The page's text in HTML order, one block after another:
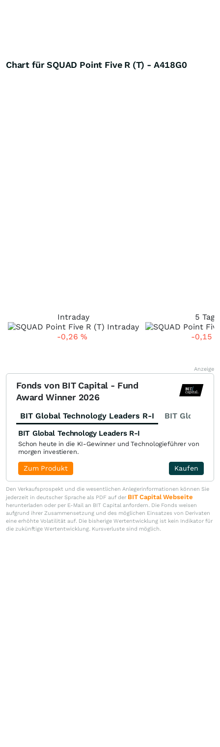
Chart für SQUAD Point Five R (T) - A418G0
Intraday
-0,26 %
5 Tage
-0,15
Anzeige
Fonds von BIT Capital - Fund
Award Winner 2026
BIT Global Technology Leaders R-I BIT Global
BIT Global Technology Leaders R-I
Schon heute in die KI-Gewinner und Technologieführer von
morgen investieren.
Kaufen
Zum Produkt
Den Verkaufsprospekt und die wesentlichen Anlegerinformationen können Sie
jederzeit in deutscher Sprache als PDF auf der BIT Capital Webseite
herunterladen oder per E-Mail an BIT Capital anfordern. Die Fonds weisen
aufgrund ihrer Zusammensetzung und des möglichen Einsatzes von Derivaten
eine erhöhte Volatilität auf. Die bisherige Wertentwicklung ist kein Indikator für
die zukünftige Wertentwicklung. Kursverluste sind möglich.